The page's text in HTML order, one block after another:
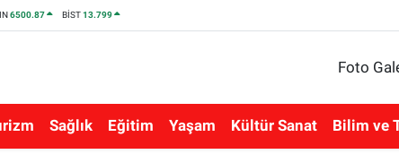
6500.87 BİST13.799
Foto
Sağlık Eğitim Yaşam Kültür Sanat Bilim ve